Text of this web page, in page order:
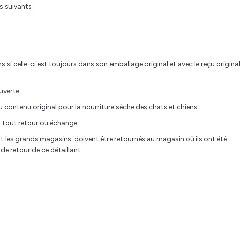
suivants :
si celle-ci est toujours dans son emballage original et avec le reçu original
original pour la nourriture sèche des chats et chiens.
tout retour ou échange.
les grands magasins, doivent être retournés au magasin où ils ont été
retour de ce détaillant.